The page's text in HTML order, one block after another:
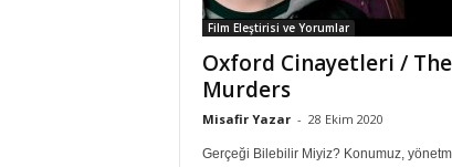
t
Film Eleştirisi ve Yorumlar
Oxford Cinayetleri /
Murders
Misafir Yazar - 28 Ekim 2020
Gerçeği Bilebilir Miyiz? Konumuz,